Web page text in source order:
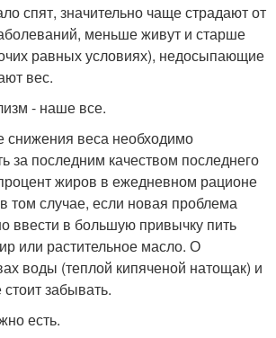
спят, значительно чаще страдают от
меньше живут и старше
равных условиях), недосыпающие
вес.
- наше все.
снижения веса необходимо
за последним качеством последнего
жиров в ежедневном рационе
том случае, если новая проблема
ввести в большую привычку пить
или растительное масло. О
воды (теплой кипяченой натощак) и
стоит забывать.
есть.